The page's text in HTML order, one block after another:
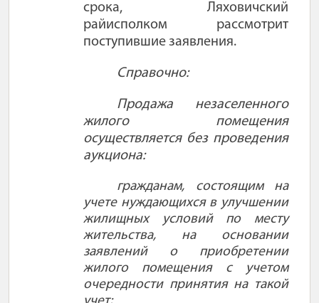
срока, Ляховичский
райисполком рассмотрит
поступившие заявления.
Справочно:
Продажа незаселенного
жилого помещения
осуществляется без проведения
аукциона:
гражданам, состоящим на
учете нуждающихся в улучшении
жилищных условий по месту
жительства, на основании
заявлений о приобретении
жилого помещения с учетом
очередности принятия на такой